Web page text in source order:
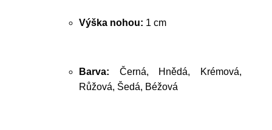
Výška nohou: 1 cm
Barva: Černá, Hnědá, Krémová,
Růžová, Šedá, Béžová